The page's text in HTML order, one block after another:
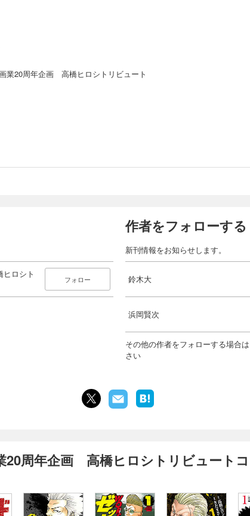
業20周年企画 高橋ヒロシトリビュート
ロシト
フォロー
作者をフォローする
新刊情報をお知らせします。
鈴木大
浜岡賢次
その他の作者をフォローする場合
さい
周年企画 高橋ヒロシトリビュートコ